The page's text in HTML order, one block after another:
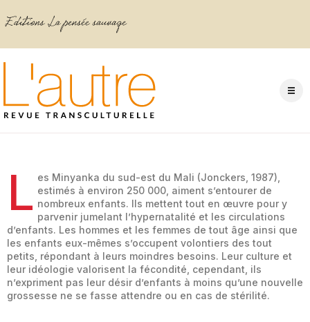
L es Minyanka du sud-est du Mali (Jonckers, 1987),
estimés à environ 250 000, aiment s’entourer de
nombreux enfants. Ils mettent tout en œuvre pour y
parvenir jumelant l’hypernatalité et les circulations
d’enfants. Les hommes et les femmes de tout âge ainsi que
les enfants eux-mêmes s’occupent volontiers des tout
petits, répondant à leurs moindres besoins. Leur culture et
leur idéologie valorisent la fécondité, cependant, ils
n’expriment pas leur désir d’enfants à moins qu’une nouvelle
grossesse ne se fasse attendre ou en cas de stérilité.